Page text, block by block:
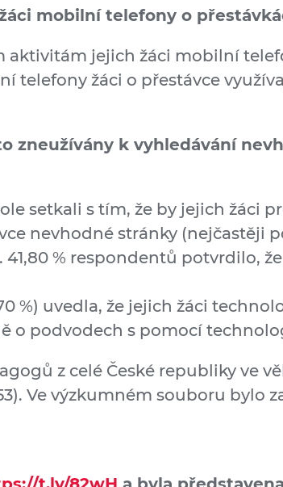
mobilní telefony o
aktivitám jejich žáci mobilní
žáci o přestávce
zneužívány k vyhledávání
setkali s tím, že by jejich žáci
nevhodné stránky (nejčastěji
41,80 % respondentů potvrdilo,
%) uvedla, že jejich žáci
o podvodech s pomocí
z celé České republiky ve
Ve výzkumném souboru bylo